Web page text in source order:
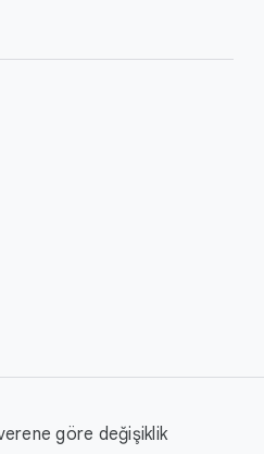
göre değişiklik